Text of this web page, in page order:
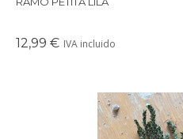
12,99 € IVA incluido